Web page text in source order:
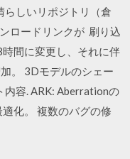
らしいリポジトリ（倉
ロードリンクが 刷り込
間に変更し、それに伴
。 3Dモデルのシェー
内容. ARK: Aberrationの
化。 複数のバグの修